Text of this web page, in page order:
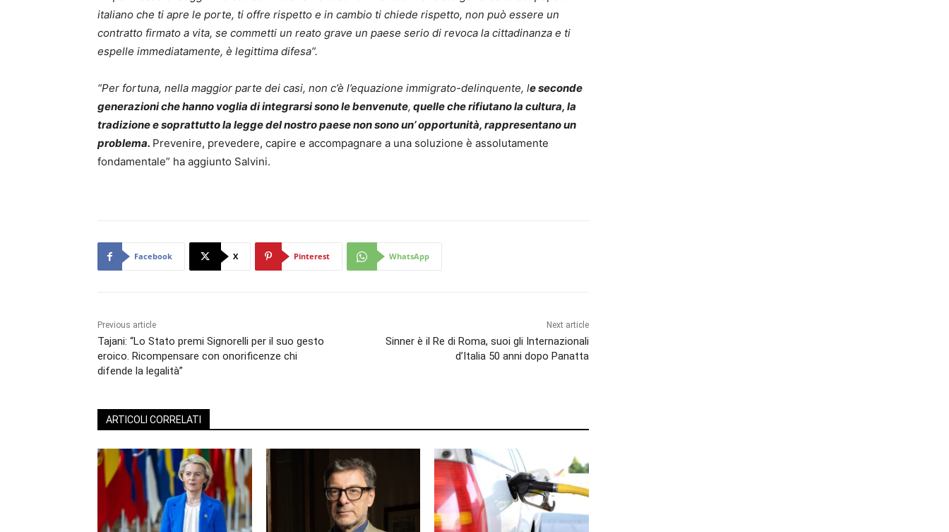
italiano che ti apre le porte, ti offre rispetto e in cambio ti chiede rispetto, non può essere un
contratto firmato a vita, se commetti un reato grave un paese serio di revoca la cittadinanza e ti
espelle immediatamente, è legittima difesa”.
“Per fortuna, nella maggior parte dei casi, non c’è l’equazione immigrato-delinquente, le seconde
generazioni che hanno voglia di integrarsi sono le benvenute, quelle che rifiutano la cultura, la
tradizione e soprattutto la legge del nostro paese non sono un’ opportunità, rappresentano un
problema. Prevenire, prevedere, capire e accompagnare a una soluzione è assolutamente
fondamentale” ha aggiunto Salvini.
Facebook X Pinterest WhatsApp
Previous article
Tajani: “Lo Stato premi Signorelli per il suo gesto
eroico. Ricompensare con onorificenze chi
difende la legalità”
Next article
Sinner è il Re di Roma, suoi gli Internazionali
d’Italia 50 anni dopo Panatta
ARTICOLI CORRELATI